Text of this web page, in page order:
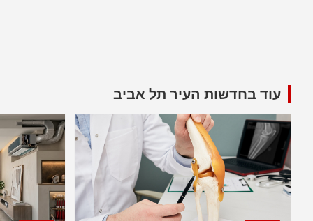
עוד בחדשות העיר תל אביב